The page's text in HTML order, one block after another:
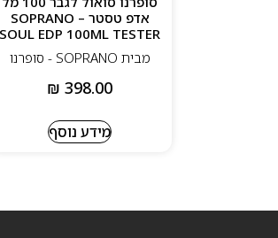
אדפ טסטר – SOPRANO
SOUL EDP 100ML TESTER
מבית SOPRANO - סופרנו
₪ 398.00
מידע נוסף